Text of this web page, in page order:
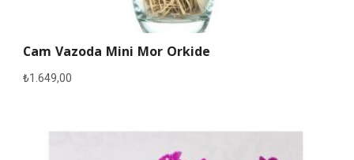
Cam Vazoda Mini Mor Orkide
₺1.649,00